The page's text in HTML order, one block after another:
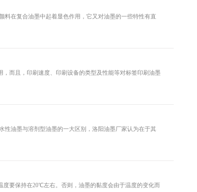
复合油墨中起着显色作用，它又对油墨的一些特性有直
且，印刷速度、印刷设备的类型及性能等对标签印刷油墨
墨与溶剂型油墨的一大区别，洛阳油墨厂家认为在于其
保持在20℃左右。否则，油墨的黏度会由于温度的变化而